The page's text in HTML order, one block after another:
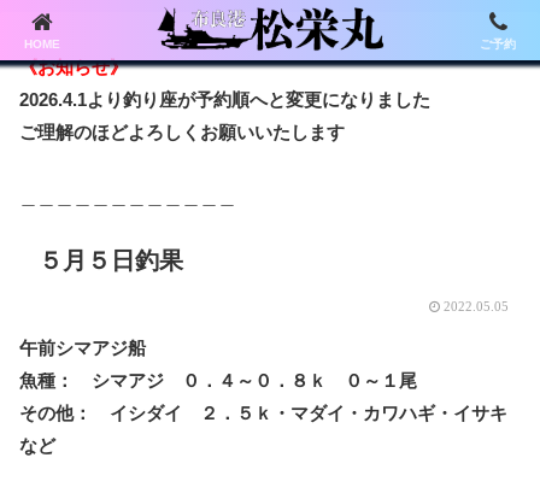
《お知らせ》
2026.4.1より釣り座が予約順へと変更になりました
ご理解のほどよろしくお願いいたします
５月５日釣果
2022.05.05
午前シマアジ船
魚種： シマアジ ０．４～０．８ｋ ０～１尾
その他： イシダイ ２．５ｋ・マダイ・カワハギ・イサキ
など
HOME ご予約